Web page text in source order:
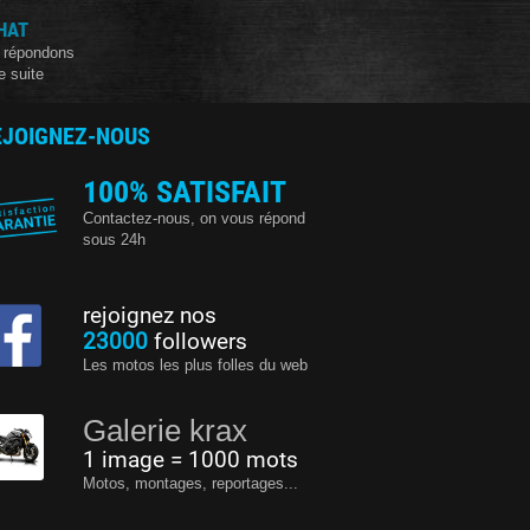
suite
NOUS
100% SATISFAIT
Contactez-nous, on vous répond
sous 24h
rejoignez nos
23000followers
Les motos les plus folles du web
Galerie krax
1 image = 1000 mots
Motos, montages, reportages...